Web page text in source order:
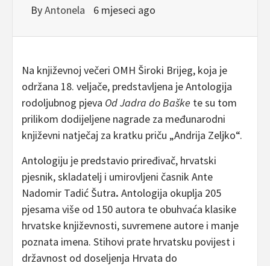
ByAntonela 6 mjeseci ago
Na književnoj večeri OMH Široki Brijeg, koja je
održana 18. veljače, predstavljena je Antologija
rodoljubnog pjeva Od Jadra do Baške te su tom
prilikom dodijeljene nagrade za međunarodni
književni natječaj za kratku priču „Andrija Zeljko“.
Antologiju je predstavio priređivač, hrvatski
pjesnik, skladatelj i umirovljeni časnik Ante
Nadomir Tadić Šutra. Antologija okuplja 205
pjesama više od 150 autora te obuhvaća klasike
hrvatske književnosti, suvremene autore i manje
poznata imena. Stihovi prate hrvatsku povijest i
državnost od doseljenja Hrvata do